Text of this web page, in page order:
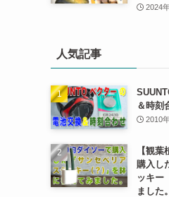
2024
人気記事
＆時刻
2010
【観
購入し
ッキー
ました。